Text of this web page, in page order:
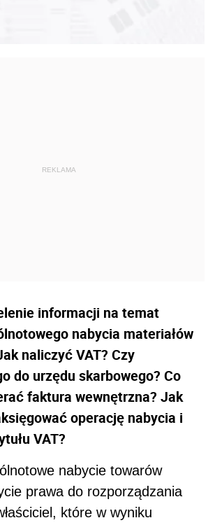
informacji na temat
nabycia materiałów
naliczyć VAT? Czy
do urzędu skarbowego? Co
faktura wewnętrzna? Jak
operację nabycia i
VAT?
nabycie towarów
prawa do rozporządzania
które w wyniku